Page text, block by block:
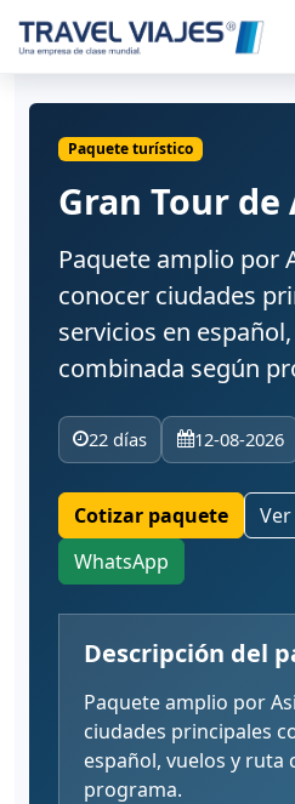
Paquete turístico
Gran Tour de
Paquete amplio por
conocer ciudades
servicios en
combinada según
22 días 12-08-2026
Cotizar paquete
WhatsApp
Descripción del
Paquete amplio por
ciudades principales
español, vuelos y ruta
programa.